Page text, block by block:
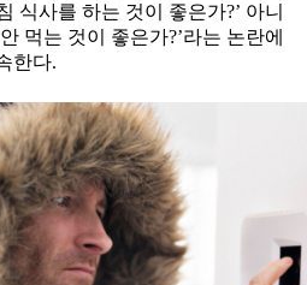
식사를 하는 것이 좋은가?’ 아니
먹는 것이 좋은가?’라는 논란에
한다.